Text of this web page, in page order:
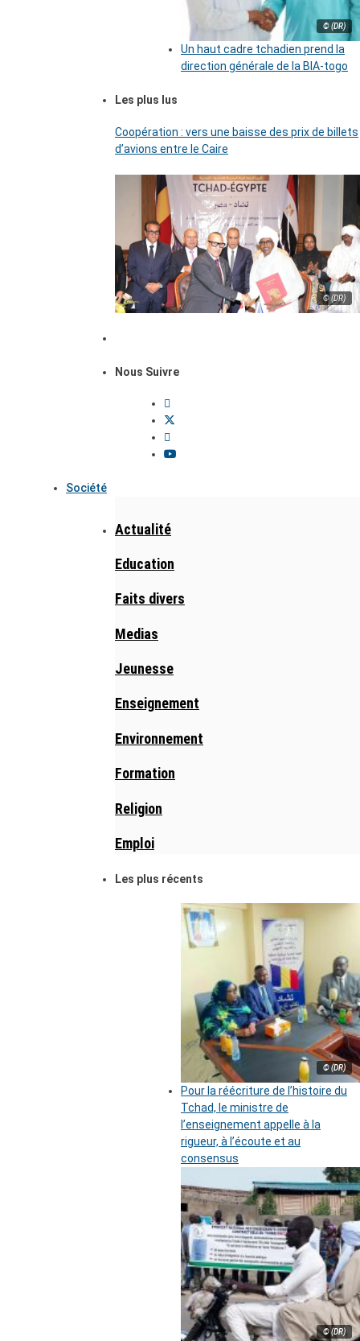
© (DR)
Un haut cadre tchadien prend la
direction générale de la BIA-togo
Les plus lus
Coopération : vers une baisse des prix de billets
d’avions entre le Caire
© (DR)
Nous Suivre
Société
Actualité
Education
Faits divers
Medias
Jeunesse
Enseignement
Environnement
Formation
Religion
Emploi
Les plus récents
© (DR)
Pour la réécriture de l’histoire du
Tchad, le ministre de
l’enseignement appelle à la
rigueur, à l’écoute et au
consensus
© (DR)